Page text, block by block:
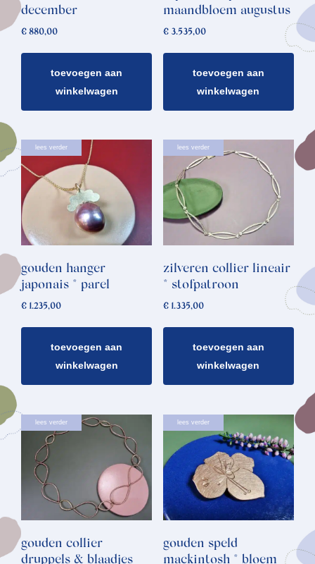
december
€ 880,00
toevoegen aan
winkelwagen
maandbloem augustus
€3.535,00
toevoegen aan
winkelwagen
lees verder
gouden hanger
japonais * parel
€ 1.235,00
toevoegen aan
winkelwagen
lees verder
zilveren collier lineair
* stofpatroon
€1.335,00
toevoegen aan
winkelwagen
lees verder
gouden collier
druppels & blaadjes
lees verder
gouden speld
mackintosh * bloem